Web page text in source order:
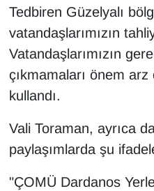
Tedbiren Güzelyalı
vatandaşlarımızın
Vatandaşlarımızın
çıkmamaları önem
kullandı.
Vali Toraman, ayrıca
paylaşımlarda şu
"ÇOMÜ Dardanos